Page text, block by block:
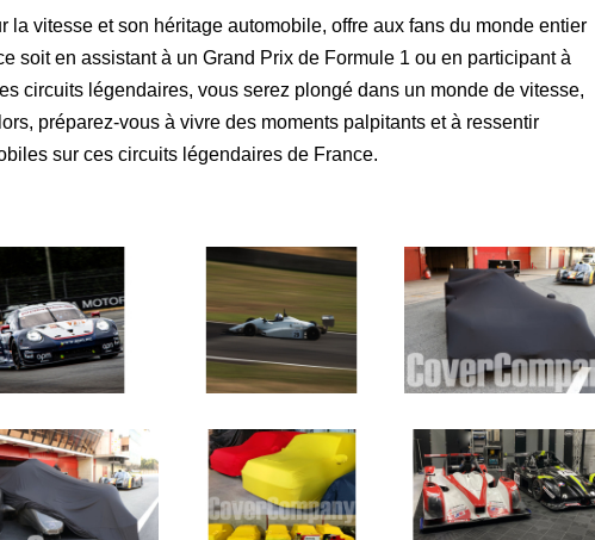
la vitesse et son héritage automobile, offre aux fans du monde entier
soit en assistant à un Grand Prix de Formule 1 ou en participant à
circuits légendaires, vous serez plongé dans un monde de vitesse,
préparez-vous à vivre des moments palpitants et à ressentir
sur ces circuits légendaires de France.